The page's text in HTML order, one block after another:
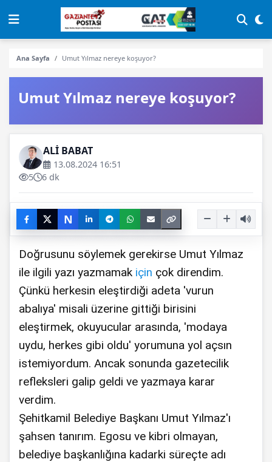
Ana Sayfa Umut Yılmaz nereye koşuyor?
Umut Yılmaz nereye koşuyor?
ALİ BABAT
13.08.2024 16:51
5
6 dk
N
Doğrusunu söylemek gerekirse Umut Yılmaz
ile ilgili yazı yazmamak için çok direndim.
Çünkü herkesin eleştirdiği adeta 'vurun
abalıya' misali üzerine gittiği birisini
eleştirmek, okuyucular arasında, 'modaya
uydu, herkes gibi oldu' yorumuna yol açsın
istemiyordum. Ancak sonunda gazetecilik
refleksleri galip geldi ve yazmaya karar
verdim.
Şehitkamil Belediye Başkanı Umut Yılmaz'ı
şahsen tanırım. Egosu ve kibri olmayan,
belediye başkanlığına kadarki süreçte adı